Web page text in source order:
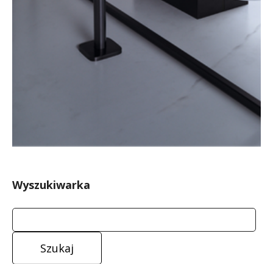
Wyszukiwarka